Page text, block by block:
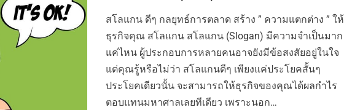
สโลแกน ดีๆ กลยุทธ์การตลาด สร้าง ” ความแตกต่าง ” ให้
ธุรกิจคุณ สโลแกน สโลแกน (Slogan) มีความจำเป็นมาก
แค่ไหน ผู้ประกอบการหลายคนอาจยังมีข้อสงสัยอยู่ในใจ
แต่คุณรู้หรือไม่ว่า สโลแกนดีๆ เพียงแค่ประโยคสั้นๆ
ประโยคเดียวนั้น จะสามารถให้ธุรกิจของคุณได้ผลกำไร
ตอบแทนมหาศาลเลยทีเดียว เพราะนอก…